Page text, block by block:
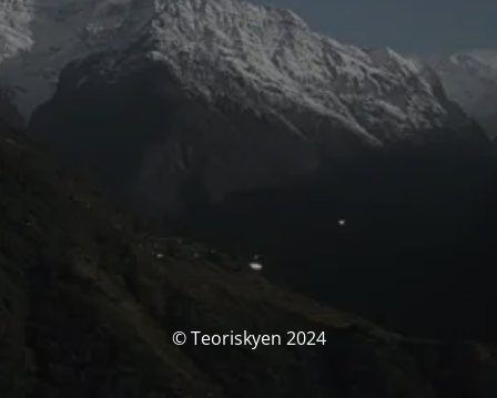
© Teoriskyen 2024